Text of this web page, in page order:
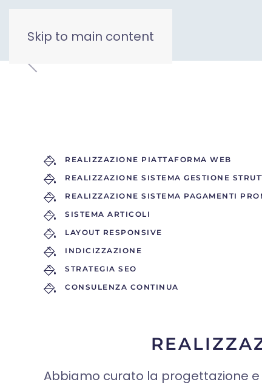
Skip to main content
REALIZZAZIONE PIATTAFORMA WEB
REALIZZAZIONE SISTEMA GESTIONE
REALIZZAZIONE SISTEMA PAGAMENTI
SISTEMA ARTICOLI
LAYOUT RESPONSIVE
INDICIZZAZIONE
STRATEGIA SEO
CONSULENZA CONTINUA
Abbiamo curato la progettazione e